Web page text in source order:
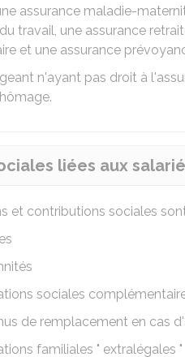
assurance maladie-
travail, une assurance
et une assurance
n'ayant pas droit à
liées aux
et contributions sociales
sociales
de remplacement en cas
familiales " extralégales "